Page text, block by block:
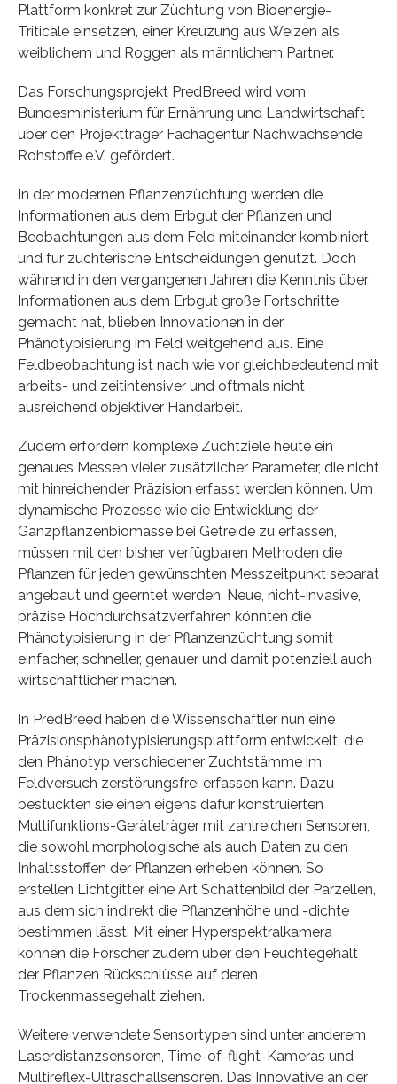
Plattform konkret zur Züchtung von Bioenergie-
Triticale einsetzen, einer Kreuzung aus Weizen als
weiblichem und Roggen als männlichem Partner.
Das Forschungsprojekt PredBreed wird vom
Bundesministerium für Ernährung und Landwirtschaft
über den Projektträger Fachagentur Nachwachsende
Rohstoffe e.V. gefördert.
In der modernen Pflanzenzüchtung werden die
Informationen aus dem Erbgut der Pflanzen und
Beobachtungen aus dem Feld miteinander kombiniert
und für züchterische Entscheidungen genutzt. Doch
während in den vergangenen Jahren die Kenntnis über
Informationen aus dem Erbgut große Fortschritte
gemacht hat, blieben Innovationen in der
Phänotypisierung im Feld weitgehend aus. Eine
Feldbeobachtung ist nach wie vor gleichbedeutend mit
arbeits- und zeitintensiver und oftmals nicht
ausreichend objektiver Handarbeit.
Zudem erfordern komplexe Zuchtziele heute ein
genaues Messen vieler zusätzlicher Parameter, die nicht
mit hinreichender Präzision erfasst werden können. Um
dynamische Prozesse wie die Entwicklung der
Ganzpflanzenbiomasse bei Getreide zu erfassen,
müssen mit den bisher verfügbaren Methoden die
Pflanzen für jeden gewünschten Messzeitpunkt separat
angebaut und geerntet werden. Neue, nicht-invasive,
präzise Hochdurchsatzverfahren könnten die
Phänotypisierung in der Pflanzenzüchtung somit
einfacher, schneller, genauer und damit potenziell auch
wirtschaftlicher machen.
In PredBreed haben die Wissenschaftler nun eine
Präzisionsphänotypisierungsplattform entwickelt, die
den Phänotyp verschiedener Zuchtstämme im
Feldversuch zerstörungsfrei erfassen kann. Dazu
bestückten sie einen eigens dafür konstruierten
Multifunktions-Geräteträger mit zahlreichen Sensoren,
die sowohl morphologische als auch Daten zu den
Inhaltsstoffen der Pflanzen erheben können. So
erstellen Lichtgitter eine Art Schattenbild der Parzellen,
aus dem sich indirekt die Pflanzenhöhe und -dichte
bestimmen lässt. Mit einer Hyperspektralkamera
können die Forscher zudem über den Feuchtegehalt
der Pflanzen Rückschlüsse auf deren
Trockenmassegehalt ziehen.
Weitere verwendete Sensortypen sind unter anderem
Laserdistanzsensoren, Time-of-flight-Kameras und
Multireflex-Ultraschallsensoren. Das Innovative an der